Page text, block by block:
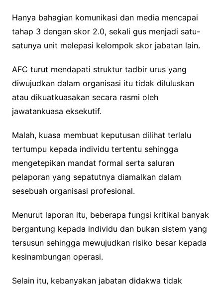
Hanya bahagian komunikasi dan media mencapai
tahap 3 dengan skor 2.0, sekali gus menjadi satu-
satunya unit melepasi kelompok skor jabatan lain.
AFC turut mendapati struktur tadbir urus yang
diwujudkan dalam organisasi itu tidak diluluskan
atau dikuatkuasakan secara rasmi oleh
jawatankuasa eksekutif.
Malah, kuasa membuat keputusan dilihat terlalu
tertumpu kepada individu tertentu sehingga
mengetepikan mandat formal serta saluran
pelaporan yang sepatutnya diamalkan dalam
sesebuah organisasi profesional.
Menurut laporan itu, beberapa fungsi kritikal banyak
bergantung kepada individu dan bukan sistem yang
tersusun sehingga mewujudkan risiko besar kepada
kesinambungan operasi.
Selain itu, kebanyakan jabatan didakwa tidak